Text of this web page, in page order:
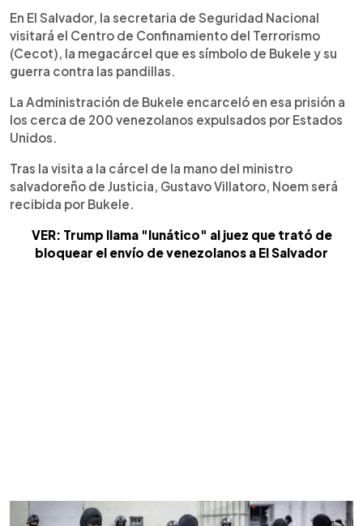
En El Salvador, la secretaria de Seguridad Nacional
visitará el Centro de Confinamiento del Terrorismo
(Cecot), la megacárcel que es símbolo de Bukele y su
guerra contra las pandillas.
La Administración de Bukele encarceló en esa prisión a
los cerca de 200 venezolanos expulsados por Estados
Unidos.
Tras la visita a la cárcel de la mano del ministro
salvadoreño de Justicia, Gustavo Villatoro, Noem será
recibida por Bukele.
VER: Trump llama "lunático" al juez que trató de
bloquear el envío de venezolanos a El Salvador